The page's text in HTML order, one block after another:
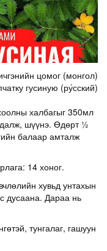
цомог (монгол)
гусиную (ру́сский)
халбагыг 350мл
шүүнэ. Өдөрт ½
балаар амталж
14 хоног.
хувьд унтахын
дусаана. Дараа нь
тунгалаг, гашуун